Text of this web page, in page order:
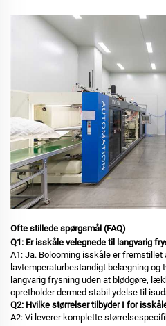
Ofte stillede spørgsmål (FAQ)
Q1: Er isskåle velegnede til langvarig
A1: Ja. Bolooming isskåle er
lavtemperaturbestandigt belægning og
langvarig frysning uden at blødgøre,
opretholder dermed stabil ydelse til
Q2: Hvilke størrelser tilbyder I for
A2: Vi leverer komplette